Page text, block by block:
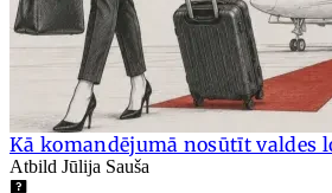
Kā komandējumā nosūtīt valdes
Atbild Jūlija Sauša